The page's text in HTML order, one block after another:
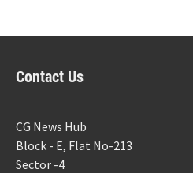
Contact Us
CG News Hub
Block - E, Flat No-213
Sector -4